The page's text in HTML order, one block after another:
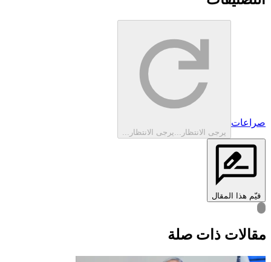
صراعات‎
يرجى الانتظار...يرجى الانتظار...
قيّم هذا المقال
مقالات ذات صلة